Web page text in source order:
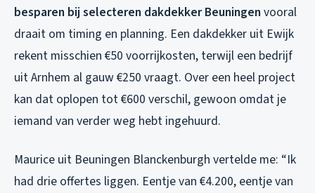
besparen bij selecteren dakdekker Beuningen vooral
draait om timing en planning. Een dakdekker uit Ewijk
rekent misschien €50 voorrijkosten, terwijl een bedrijf
uit Arnhem al gauw €250 vraagt. Over een heel project
kan dat oplopen tot €600 verschil, gewoon omdat je
iemand van verder weg hebt ingehuurd.
Maurice uit Beuningen Blanckenburgh vertelde me: “Ik
had drie offertes liggen. Eentje van €4.200, eentje van